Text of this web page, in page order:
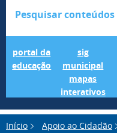
portal da
educação
sig
municipal
mapas
interativos
Início Apoio ao Cidadão